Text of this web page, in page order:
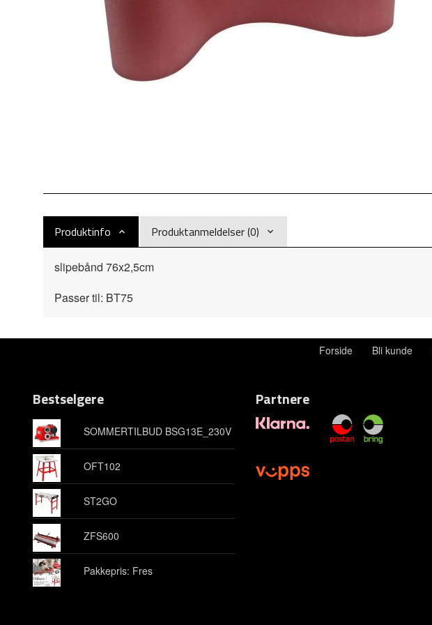
Produktinfo Produktanmeldelser (0)
slipebånd 76x2,5cm
Passer til: BT75
Forside Bli kunde
Bestselgere
SOMMERTILBUD BSG13E_230V
OFT102
ST2GO
ZFS600
Pakkepris: Fres
Partnere